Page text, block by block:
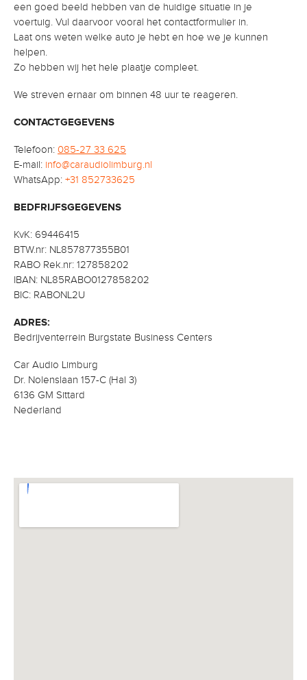
een goed beeld hebben van de huidige situatie in je
voertuig. Vul daarvoor vooral het contactformulier in.
Laat ons weten welke auto je hebt en hoe we je kunnen
helpen.
Zo hebben wij het hele plaatje compleet.
We streven ernaar om binnen 48 uur te reageren.
CONTACTGEGEVENS
Telefoon: 085-27 33 625
E-mail: info@caraudiolimburg.nl
WhatsApp: +31 852733625
BEDFRIJFSGEGEVENS
KvK: 69446415
BTW.nr: NL857877355B01
RABO Rek.nr: 127858202
IBAN: NL85RABO0127858202
BIC: RABONL2U
ADRES:
Bedrijventerrein Burgstate Business Centers
Car Audio Limburg
Dr. Nolenslaan 157-C (Hal 3)
6136 GM Sittard
Nederland